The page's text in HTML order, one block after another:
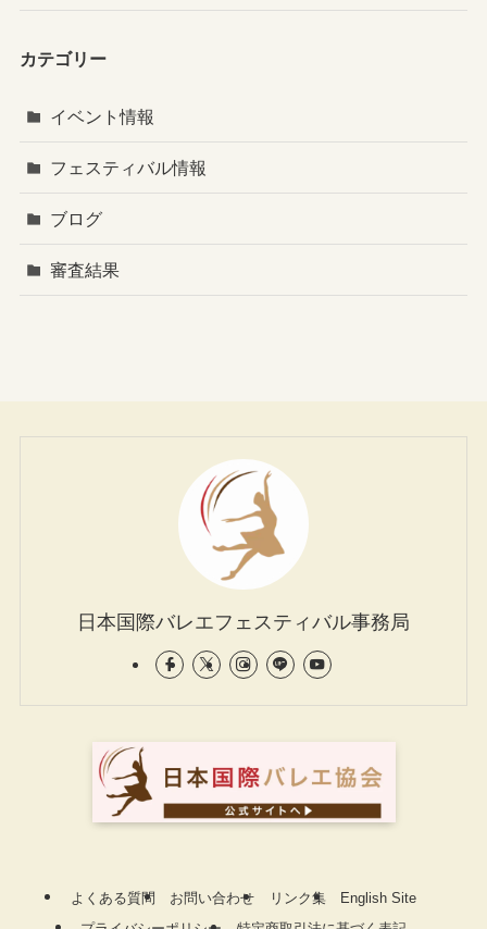
カテゴリー
イベント情報
フェスティバル情報
ブログ
審査結果
日本国際バレエフェスティバル事務局
よくある質問 お問い合わせ リンク集
English Site